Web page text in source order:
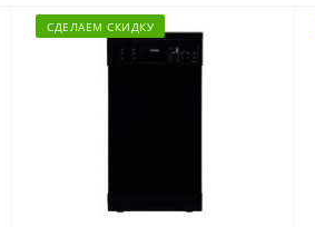
СДЕЛАЕМ СКИДКУ